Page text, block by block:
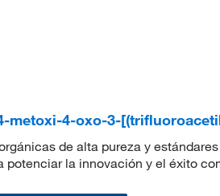
metoxi-4-oxo-3-
de alta pureza y
potenciar la innovación y el éxito